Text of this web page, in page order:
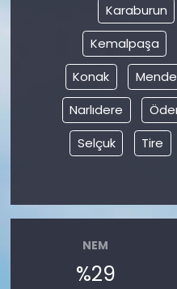
Karaburun
Kemalpaşa
Konak
Narlıdere
Selçuk
Tire
NEM
%29